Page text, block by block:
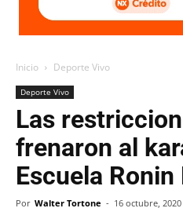
Inicio Deporte Vivo
Deporte Vivo
Las
frenaron al
Escuela Ronin
Por Walter Tortone - 16 octubre, 2020